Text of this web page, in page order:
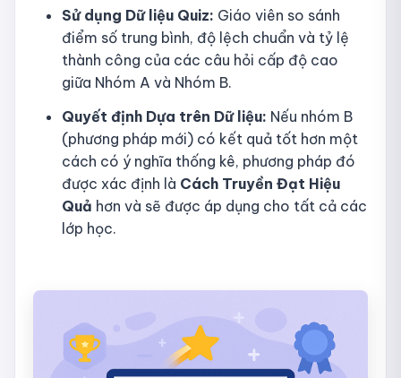
Sử dụng Dữ liệu Quiz: Giáo viên so sánh
điểm số trung bình, độ lệch chuẩn và tỷ lệ
thành công của các câu hỏi cấp độ cao
giữa Nhóm A và Nhóm B.
Quyết định Dựa trên Dữ liệu: Nếu nhóm B
(phương pháp mới) có kết quả tốt hơn một
cách có ý nghĩa thống kê, phương pháp đó
được xác định là Cách Truyền Đạt Hiệu
Quả hơn và sẽ được áp dụng cho tất cả các
lớp học.